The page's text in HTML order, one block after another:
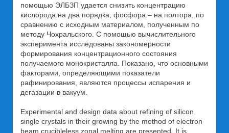
помощью ЭЛБЗП удается снизить концентрацию
кислорода на два порядка, фосфора – на полтора, по
сравнению с исходным материалом, полученным по
методу Чохральского. С помощью вычислительного
эксперимента исследованы закономерности
формирования концентрационного состояния
получаемого монокристалла. Показано, что основными
факторами, определяющими показатели
рафинирования, являются процессы испарения и
дегазации в вакуум.
Experimental and design data about refining of silicon
single crystals in their growing by the method of electron
beam crucibleless zonal melting are presented. It is